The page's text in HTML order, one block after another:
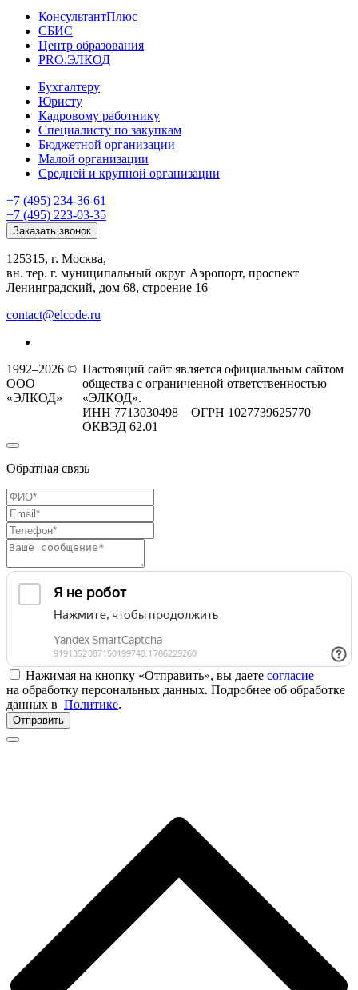
КонсультантПлюс
СБИС
Центр образования
PRO.ЭЛКОД
Бухгалтеру
Юристу
Кадровому работнику
Специалисту по закупкам
Бюджетной организации
Малой организации
Средней и крупной организации
+7 (495) 234-36-61
+7 (495) 223-03-35
Заказать звонок
125315, г. Москва,
вн. тер. г. муниципальный округ Аэропорт, проспект
Ленинградский, дом 68, строение 16
contact@elcode.ru
1992–2026 ©
ООО
«ЭЛКОД»
Настоящий сайт является официальным сайтом
общества с ограниченной ответственностью
«ЭЛКОД».
ИНН 7713030498 ОГРН 1027739625770
ОКВЭД 62.01
Обратная связь
Нажимая на кнопку «Отправить», вы даете согласие
на обработку персональных данных. Подробнее об обработке
данных в Политике.
Отправить